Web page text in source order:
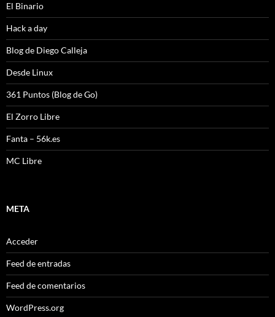
El Binario
Hack a day
Blog de Diego Calleja
Desde Linux
361 Puntos (Blog de Go)
El Zorro Libre
Fanta – 56k.es
MC Libre
META
Acceder
Feed de entradas
Feed de comentarios
WordPress.org